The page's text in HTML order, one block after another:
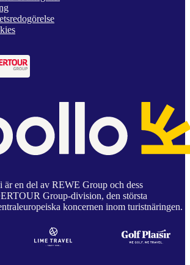
är en del av REWE Group och dess
Group-division, den största
koncernen inom turistnäringen.